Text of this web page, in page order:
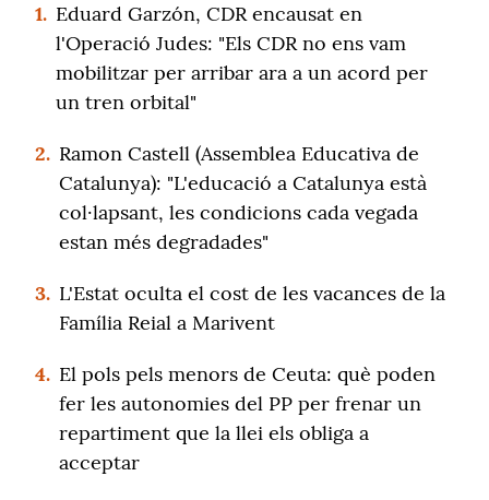
1. Eduard Garzón, CDR encausat en
l'Operació Judes: "Els CDR no ens vam
mobilitzar per arribar ara a un acord per
un tren orbital"
2. Ramon Castell (Assemblea Educativa de
Catalunya): "L'educació a Catalunya està
col·lapsant, les condicions cada vegada
estan més degradades"
3. L'Estat oculta el cost de les vacances de la
Família Reial a Marivent
4. El pols pels menors de Ceuta: què poden
fer les autonomies del PP per frenar un
repartiment que la llei els obliga a
acceptar